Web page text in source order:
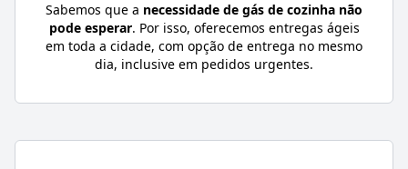
Sabemos que a necessidade de gás de cozinha não
pode esperar. Por isso, oferecemos entregas ágeis
em toda a cidade, com opção de entrega no mesmo
dia, inclusive em pedidos urgentes.